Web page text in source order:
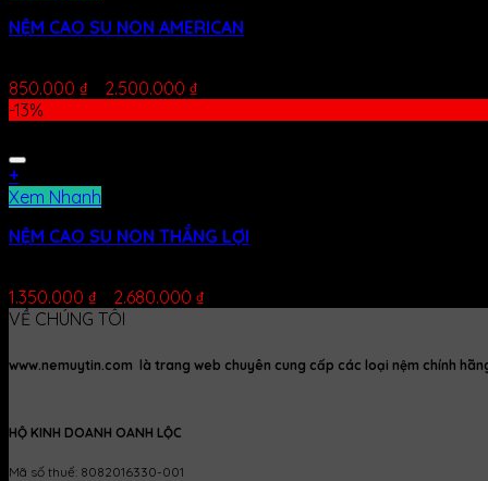
NỆM CAO SU NON AMERICAN
850.000 ₫ 2.500.000 ₫
-13%
+
Xem Nhanh
NỆM CAO SU NON THẮNG LỢI
1.350.000 ₫ 2.680.000 ₫
VỀ CHÚNG TÔI
www.nemuytin.com là trang web chuyên cung cấp các loại nệm chính
HỘ KINH DOANH OANH LỘC
Mã số thuế: 8082016330-001